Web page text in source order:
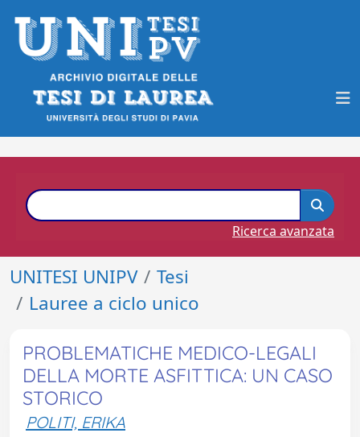
Ricerca avanzata
UNITESI UNIPV
Tesi
Lauree a ciclo unico
PROBLEMATICHE MEDICO-LEGALI
DELLA MORTE ASFITTICA: UN CASO
STORICO
POLITI, ERIKA